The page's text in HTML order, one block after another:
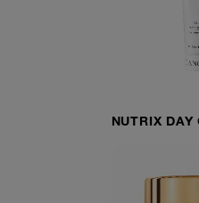
NUTRIX